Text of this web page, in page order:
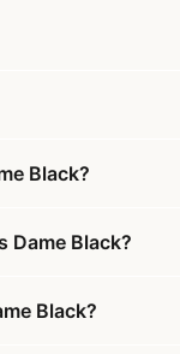
Black?
Dame Black?
Black?